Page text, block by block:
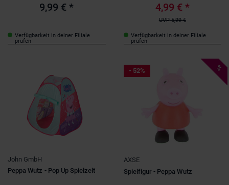
9,99 € *
Verfügbarkeit in deiner Filiale
prüfen
4,99 € *
UVP 5,99 €
Verfügbarkeit in deiner Filiale
prüfen
John GmbH
Peppa Wutz - Pop Up Spielzelt
- 52% %
AXSE
Spielfigur - Peppa Wutz